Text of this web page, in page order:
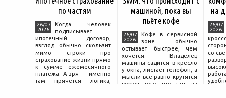
по частям
26/07
2026
Когда человек
подписывает
ипотечный договор,
взгляд обычно скользит
мимо строки про
страхование жизни прямо
к сумме ежемесячного
платежа. А зря — именно
там прячется логика,
машиной, пока вы
пьёте кофе
26/07
2026
Кофе в сервисной
зоне обычно
остывает быстрее, чем
хочется. Владелец
машины садится в кресло
у окна, листает телефон, а
мысли всё равно крутятся
вокруг того, что там, за
на
26/07
2026
со